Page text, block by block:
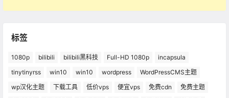
标签
1080p bilibili bilibili黑科技 Full-HD 1080p
incapsula
tinytinyrss
win10 win10 wordpress
WordPressCMS主题
wp汉化主题
下载工具 低价vps 便宜vps 免费cdn
免费主题